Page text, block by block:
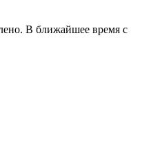
В ближайшее время с